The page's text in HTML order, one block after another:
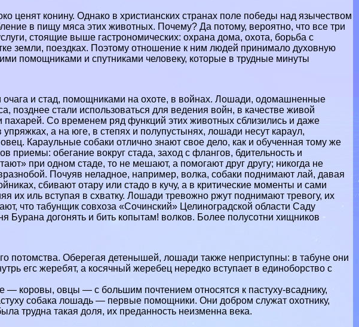
ценят конину. Однако в христианских странах поле победы над язычеством
в пищу мяса этих животных. Почему? Да потому, вероятно, что все три
стоящие выше гастрономических: охрана дома, охота, борьба с
земли, поездках. Поэтому отношение к ним людей принимало духовную
помощниками и спутниками человеку, которые в трудные минуты
очага и стад, помощниками на охоте, в войнах. Лошади, одомашненные
позднее стали использоваться для ведения войн, в качестве живой
пахарей. Со временем ряд функций этих животных сблизились и даже
а на юге, в степях и полупустынях, лошади несут караул,
Караульные собаки отлично знают свое дело, как и обученная тому же
приемы: обегание вокруг стада, заход с флангов, бдительность и
при одном стаде, то не мешают, а помогают друг другу; никогда не
Почуяв неладное, например, волка, собаки поднимают лай, давая
сбивают отару или стадо в кучу, а в критические моменты и сами
их иль вступая в схватку. Лошади тревожно ржут поднимают тревогу, их
что табунщик совхоза «Сочинский» Целиноградской области Саду
Бурана догонять и бить копытам! волков. Более полусотни хищников
потомства. Оберегая детенышей, лошади также неприступны: в табуне они
егс жеребят, а косячный жеребец нередко вступает в единоборство с
коровы, овцы — с большим почтением относятся к пастуху-всаднику,
собака лошадь — первые помощники. Они добром служат охотнику,
трудна такая доля, их преданность неизменна века.